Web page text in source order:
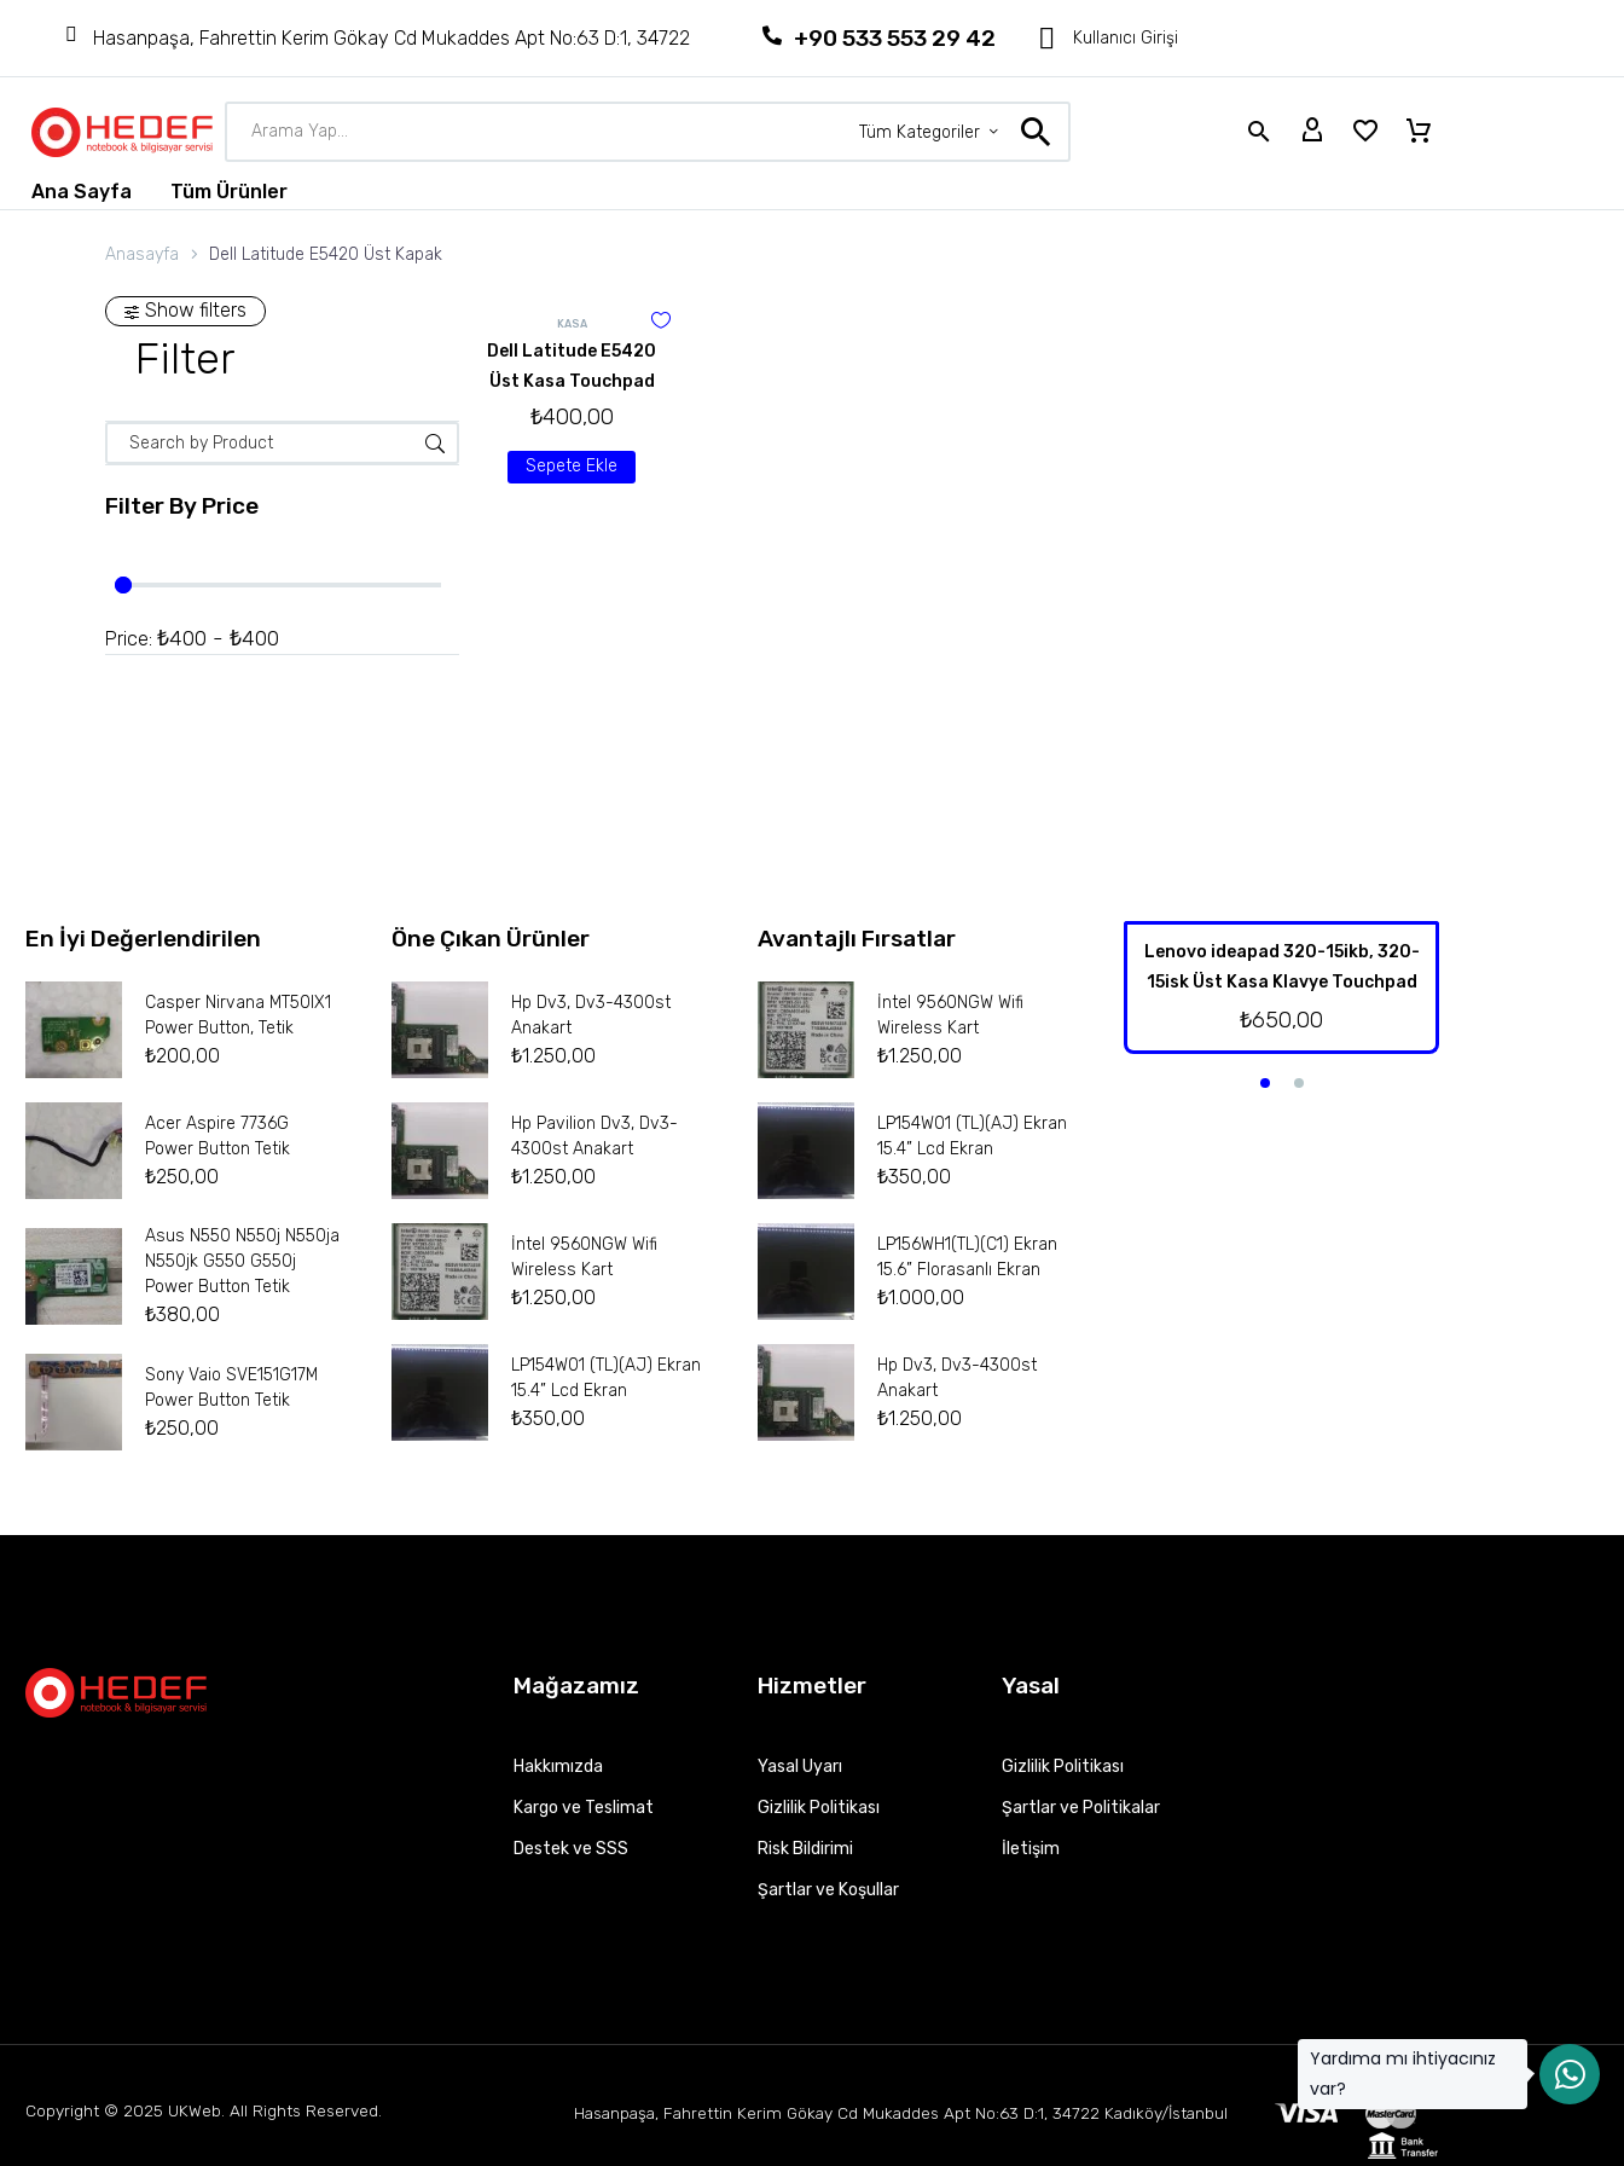
Hasanpaşa, Fahrettin Kerim Gökay Cd Mukaddes Apt No:63 D:1, 34722 +90 533 553 29 42 Kullanıcı Girişi
Tüm Kategoriler
Ana Sayfa Tüm Ürünler
Anasayfa Dell Latitude E5420 Üst Kapak
Show filters
Filter
Filter By Price
Price: ₺400 - ₺400
KASA
Dell Latitude E5420
Üst Kasa Touchpad
₺400,00
Sepete Ekle
En İyi Değerlendirilen
Casper Nirvana MT50IX1
Power Button, Tetik
₺200,00
Acer Aspire 7736G
Power Button Tetik
₺250,00
Asus N550 N550j N550ja
N550jk G550 G550j
Power Button Tetik
₺380,00
Sony Vaio SVE151G17M
Power Button Tetik
₺250,00
Öne Çıkan Ürünler
Hp Dv3, Dv3-4300st
Anakart
₺1.250,00
Hp Pavilion Dv3, Dv3-
4300st Anakart
₺1.250,00
İntel 9560NGW Wifi
Wireless Kart
₺1.250,00
LP154W01 (TL)(AJ) Ekran
15.4” Lcd Ekran
₺350,00
Avantajlı Fırsatlar
İntel 9560NGW Wifi
Wireless Kart
₺1.250,00
LP154W01 (TL)(AJ) Ekran
15.4” Lcd Ekran
₺350,00
LP156WH1(TL)(C1) Ekran
15.6” Florasanlı Ekran
₺1.000,00
Hp Dv3, Dv3-4300st
Anakart
₺1.250,00
Lenovo ideapad 320-15ikb, 320-
15isk Üst Kasa Klavye Touchpad
₺650,00
Mağazamız
Hakkımızda
Kargo ve Teslimat
Destek ve SSS
Hizmetler
Yasal Uyarı
Gizlilik Politikası
Risk Bildirimi
Şartlar ve Koşullar
Yasal
Gizlilik Politikası
Şartlar ve Politikalar
İletişim
Copyright © 2025 UKWeb . All Rights Reserved. Hasanpaşa, Fahrettin Kerim Gökay Cd Mukaddes Apt No:63 D:1, 34722 Kadıköy/İstanbul
Yardıma mı ihtiyacınız
var?